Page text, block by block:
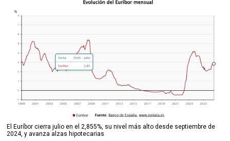
El Euríbor cierra julio en el 2,855%, su nivel más alto desde septiembre de
2024, y avanza alzas hipotecarias